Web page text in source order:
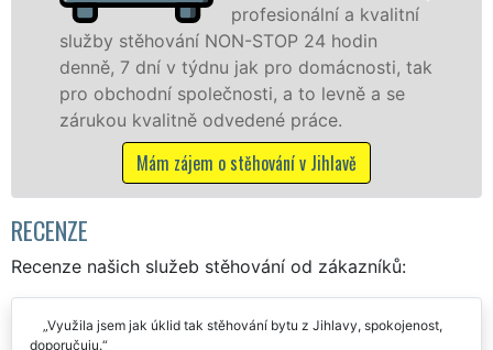
technikou. Tyto
služby zajišťujeme domácnostem i firmám
celém okresu Jihlava se zárukou kvality
franchisové sítě EXTRA STĚHOVÁNÍ.
Nabízíme stěhovací služby NON-STOP
včetně víkendů a svátků bez příplatků.
Mám zájem o stěhovací služby v Jihlavě
RECENZE
Recenze našich služeb stěhování od zákazníků: